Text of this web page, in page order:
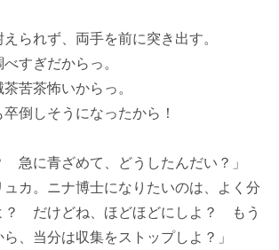
られず、両手を前に突き出す。
すぎだからっ。
苦茶怖いからっ。
倒しそうになったから！
急に青ざめて、どうしたんだい？」
。ニナ博士になりたいのは、よく分
？ だけどね、ほどほどにしよ？ もう
、当分は収集をストップしよ？」